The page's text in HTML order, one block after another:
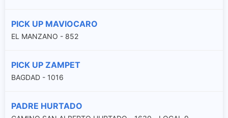
PICK UP MAVIOCARO
EL MANZANO - 852
PICK UP ZAMPET
BAGDAD - 1016
PADRE HURTADO